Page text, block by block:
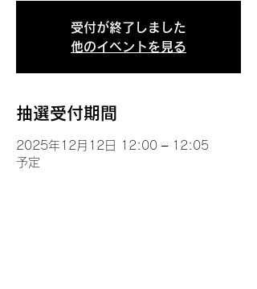
受付が終了しました
他のイベントを見る
抽選受付期間
2025年12月12日 12:00 – 12:05
予定